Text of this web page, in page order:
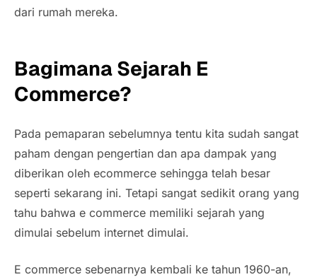
dari rumah mereka.
Bagimana Sejarah E
Commerce?
Pada pemaparan sebelumnya tentu kita sudah sangat
paham dengan pengertian dan apa dampak yang
diberikan oleh ecommerce sehingga telah besar
seperti sekarang ini. Tetapi sangat sedikit orang yang
tahu bahwa e commerce memiliki sejarah yang
dimulai sebelum internet dimulai.
E commerce sebenarnya kembali ke tahun 1960-an,